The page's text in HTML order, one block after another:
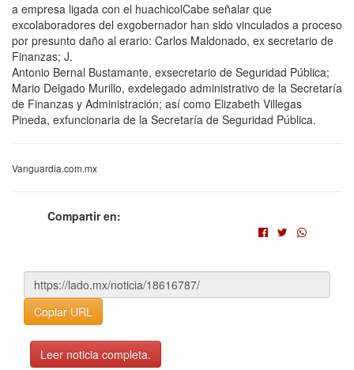
a empresa ligada con el huachicolCabe señalar que
excolaboradores del exgobernador han sido vinculados a proceso
por presunto daño al erario: Carlos Maldonado, ex secretario de
Finanzas; J.
Antonio Bernal Bustamante, exsecretario de Seguridad Pública;
Mario Delgado Murillo, exdelegado administrativo de la Secretaría
de Finanzas y Administración; así como Elizabeth Villegas
Pineda, exfuncionaria de la Secretaría de Seguridad Pública.
Vanguardia.com.mx
Compartir en:
Copiar URL
Leer noticia completa.